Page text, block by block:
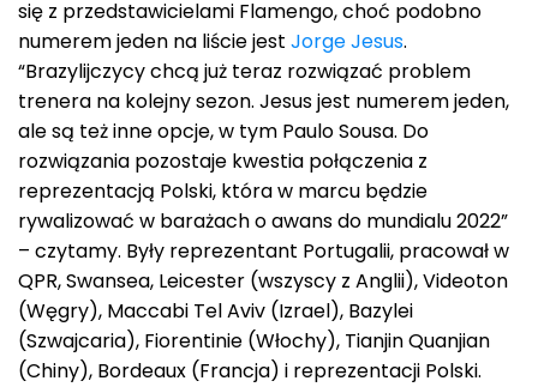
się z przedstawicielami Flamengo, choć podobno
numerem jeden na liście jest Jorge Jesus.
“Brazylijczycy chcą już teraz rozwiązać problem
trenera na kolejny sezon. Jesus jest numerem jeden,
ale są też inne opcje, w tym Paulo Sousa. Do
rozwiązania pozostaje kwestia połączenia z
reprezentacją Polski, która w marcu będzie
rywalizować w barażach o awans do mundialu 2022”
– czytamy. Były reprezentant Portugalii, pracował w
QPR, Swansea, Leicester (wszyscy z Anglii), Videoton
(Węgry), Maccabi Tel Aviv (Izrael), Bazylei
(Szwajcaria), Fiorentinie (Włochy), Tianjin Quanjian
(Chiny), Bordeaux (Francja) i reprezentacji Polski.